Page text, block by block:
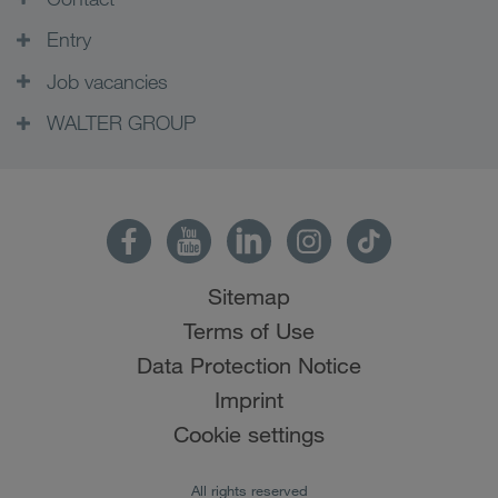
Entry
Job vacancies
WALTER GROUP
Sitemap
Terms of Use
Data Protection Notice
Imprint
Cookie settings
All rights reserved